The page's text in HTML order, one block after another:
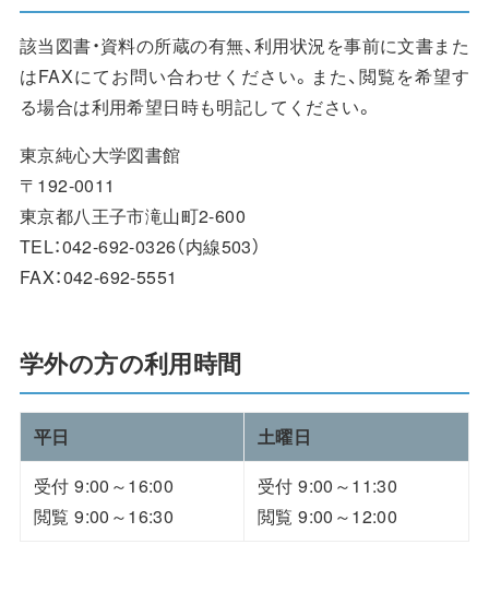
該当図書・資料の所蔵の有無、利用状況を事前に文書また
はFAXにてお問い合わせください。また、閲覧を希望す
る場合は利用希望日時も明記してください。
東京純心大学図書館
〒192-0011
東京都八王子市滝山町2-600
TEL：042-692-0326（内線503）
FAX：042-692-5551
学外の方の利用時間
平日
土曜日
受付 9:00～16:00
閲覧 9:00～16:30
受付 9:00～11:30
閲覧 9:00～12:00